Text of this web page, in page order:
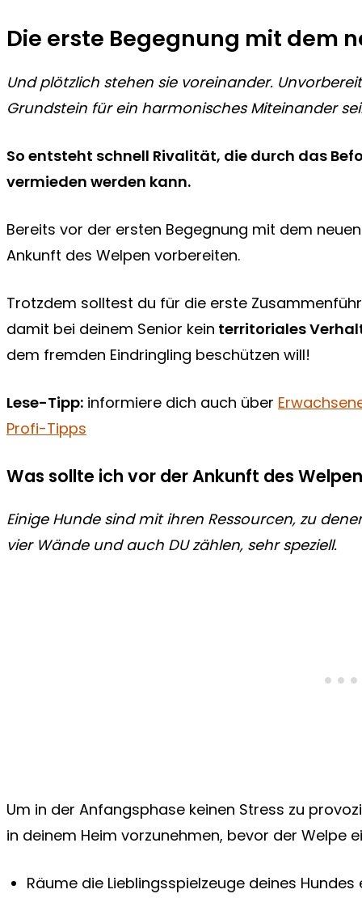
Die erste Begegnung mit dem
Und plötzlich stehen sie voreinander.
Grundstein für ein harmonisches Miteinander
So entsteht schnell Rivalität, die durch das
vermieden werden kann.
Bereits vor der ersten Begegnung mit dem
Ankunft des Welpen vorbereiten.
Trotzdem solltest du für die erste
damit bei deinem Senior kein territoriales
dem fremden Eindringling beschützen will!
Lese-Tipp: informiere dich auch über
Profi-Tipps
Was sollte ich vor der Ankunft des
Einige Hunde sind mit ihren Ressourcen, zu
vier Wände und auch DU zählen, sehr speziell.
Um in der Anfangsphase keinen Stress zu
in deinem Heim vorzunehmen, bevor der Welpe
Räume die Lieblingsspielzeuge deines